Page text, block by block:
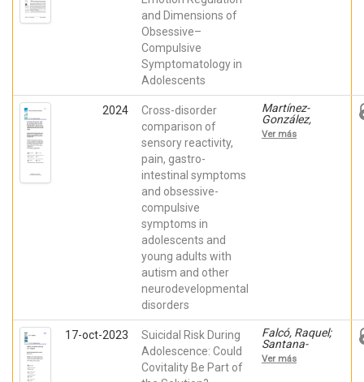
and Dimensions of
Obsessive–
Compulsive
Symptomatology in
Adolescents
Piqueras,
Jose A
2024
Cross-disorder
comparison of
sensory reactivity,
pain, gastro-
intestinal symptoms
and obsessive-
compulsive
symptoms in
adolescents and
young adults with
autism and other
neurodevelopmental
disorders
Martínez-
González,
Agustín
Ernesto;
Ver más
17-oct-2023
Suicidal Risk During
Adolescence: Could
Covitality Be Part of
Falcó, Raquel;
Santana-
Monagas,
Elisa; Moreno-
Ver más